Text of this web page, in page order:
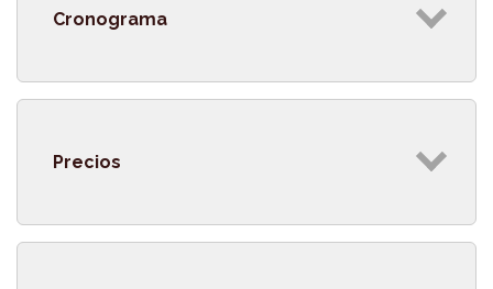
Cronograma
Precios